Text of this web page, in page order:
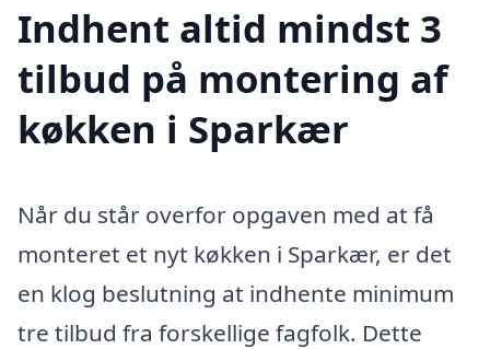
Indhent altid mindst 3
tilbud på montering af
køkken i Sparkær
Når du står overfor opgaven med at få
monteret et nyt køkken i Sparkær, er det
en klog beslutning at indhente minimum
tre tilbud fra forskellige fagfolk. Dette